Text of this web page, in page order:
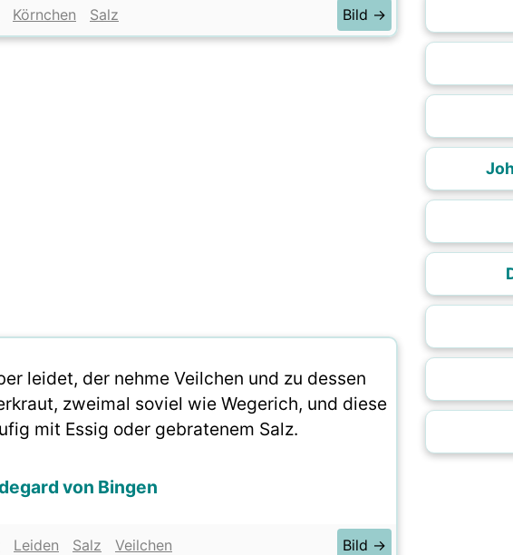
Körnchen Salz Bild →
leidet, der nehme Veilchen und zu dessen
zweimal soviel wie Wegerich, und diese
mit Essig oder gebratenem Salz.
von Bingen
Leiden Salz Veilchen Bild →